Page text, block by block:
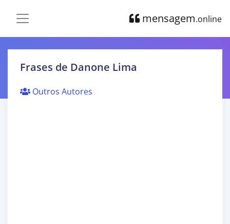
mensagem.online
Frases de Danone Lima
Outros Autores